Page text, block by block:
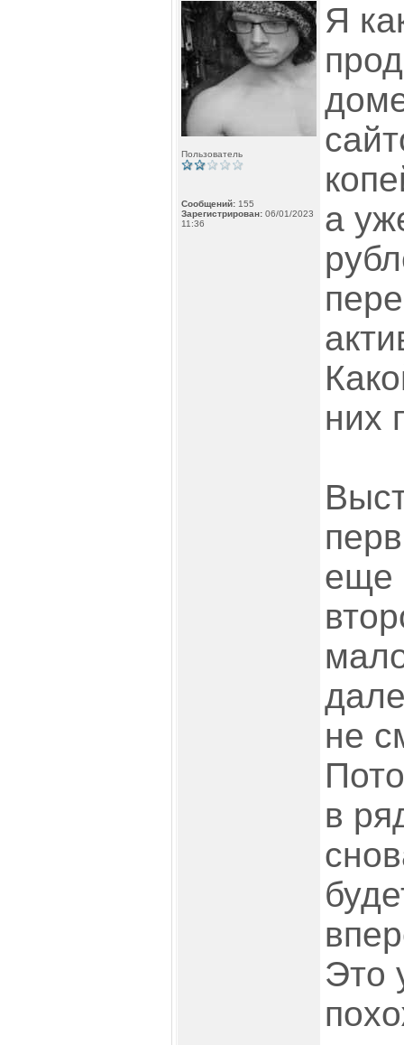
Пользователь
Сообщений: 155
Зарегистрирован: 06/01/2023
11:36
Я
а
них
еще
не
в
Это